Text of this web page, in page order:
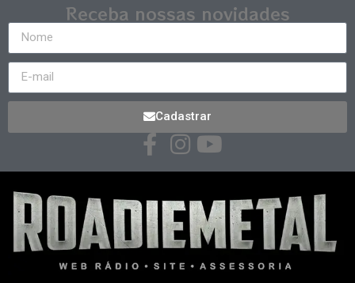
Receba nossas novidades
Cadastrar